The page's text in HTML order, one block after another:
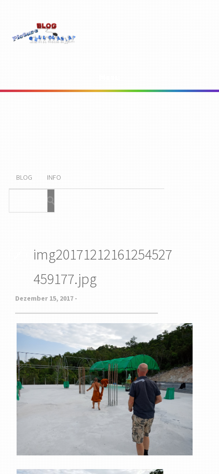
BLOG INFO
img20171212161254527
459177.jpg
Dezember 15, 2017 -